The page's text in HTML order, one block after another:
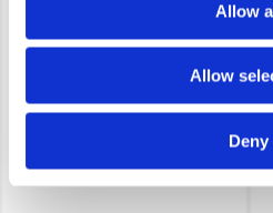
Allow
Allow
Deny
Maskinhållarna ifrån Bosch
justeringar i texterna nu också
Skicka